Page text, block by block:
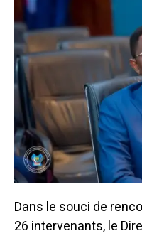
Dans le souci de
26 intervenants, le